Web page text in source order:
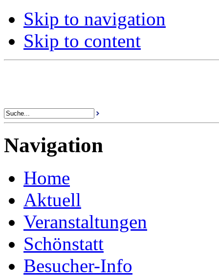
Skip to navigation
Skip to content
Navigation
Home
Aktuell
Veranstaltungen
Schönstatt
Besucher-Info